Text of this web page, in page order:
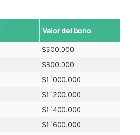
Valor del bono
$500.000
$800.000
$1´000.000
$1´200.000
$1´400.000
$1´600.000